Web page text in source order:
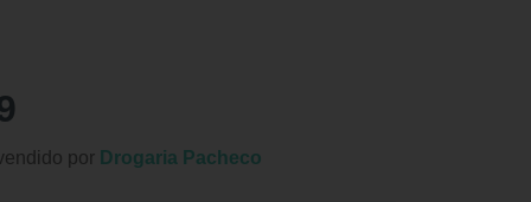
por Drogaria Pacheco